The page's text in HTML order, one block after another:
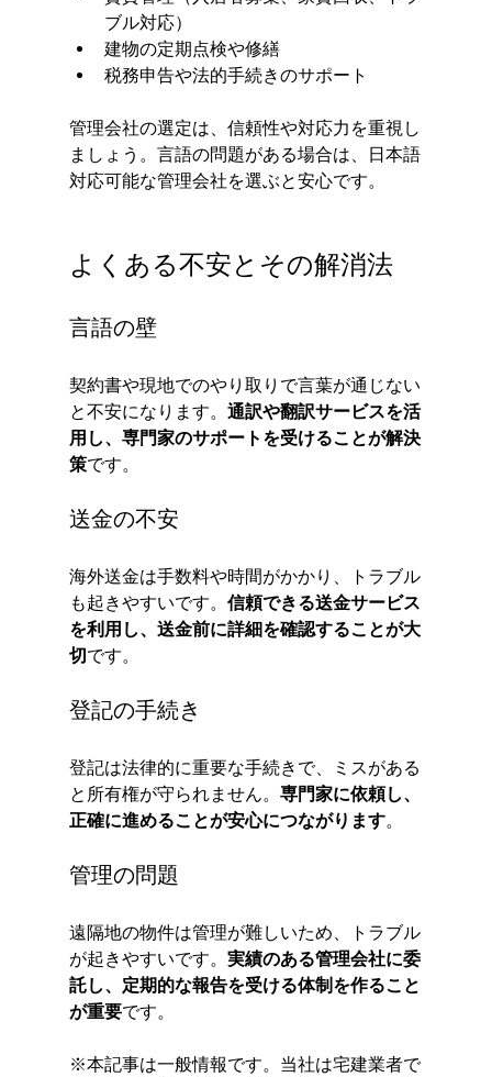
ブル対応）
建物の定期点検や修繕
税務申告や法的手続きのサポート
管理会社の選定は、信頼性や対応力を重視し
ましょう。言語の問題がある場合は、日本語
対応可能な管理会社を選ぶと安心です。
よくある不安とその解消法
言語の壁
契約書や現地でのやり取りで言葉が通じない
と不安になります。 通訳や翻訳サービスを活
用し、専門家のサポートを受けることが解決
策です。
送金の不安
海外送金は手数料や時間がかかり、トラブル
も起きやすいです。 信頼できる送金サービス
を利用し、送金前に詳細を確認することが大
切です。
登記の手続き
登記は法律的に重要な手続きで、ミスがある
と所有権が守られません。 専門家に依頼し、
正確に進めることが安心につながります。
管理の問題
遠隔地の物件は管理が難しいため、トラブル
が起きやすいです。 実績のある管理会社に委
託し、定期的な報告を受ける体制を作ること
が重要です。
※本記事は一般情報です。当社は宅建業者で